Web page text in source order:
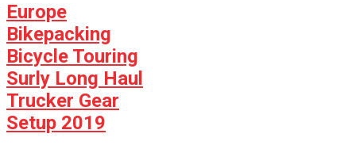
Europe
Bikepacking
Bicycle Touring
Surly Long Haul
Trucker Gear
Setup 2019